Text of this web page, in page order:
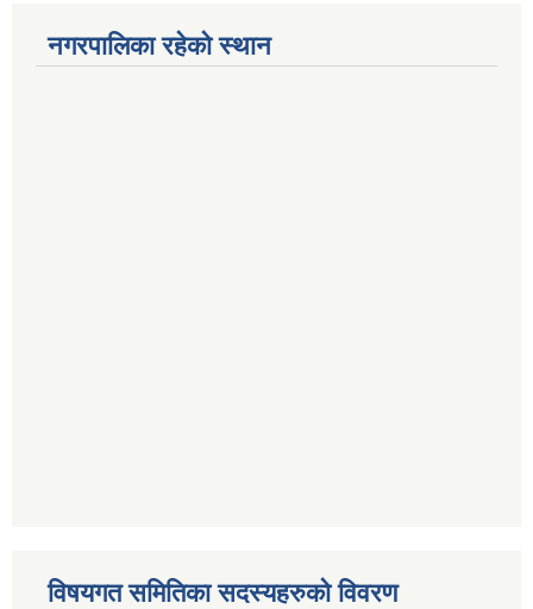
नगरपालिका रहेको स्थान
विषयगत समितिका सदस्यहरुको विवरण